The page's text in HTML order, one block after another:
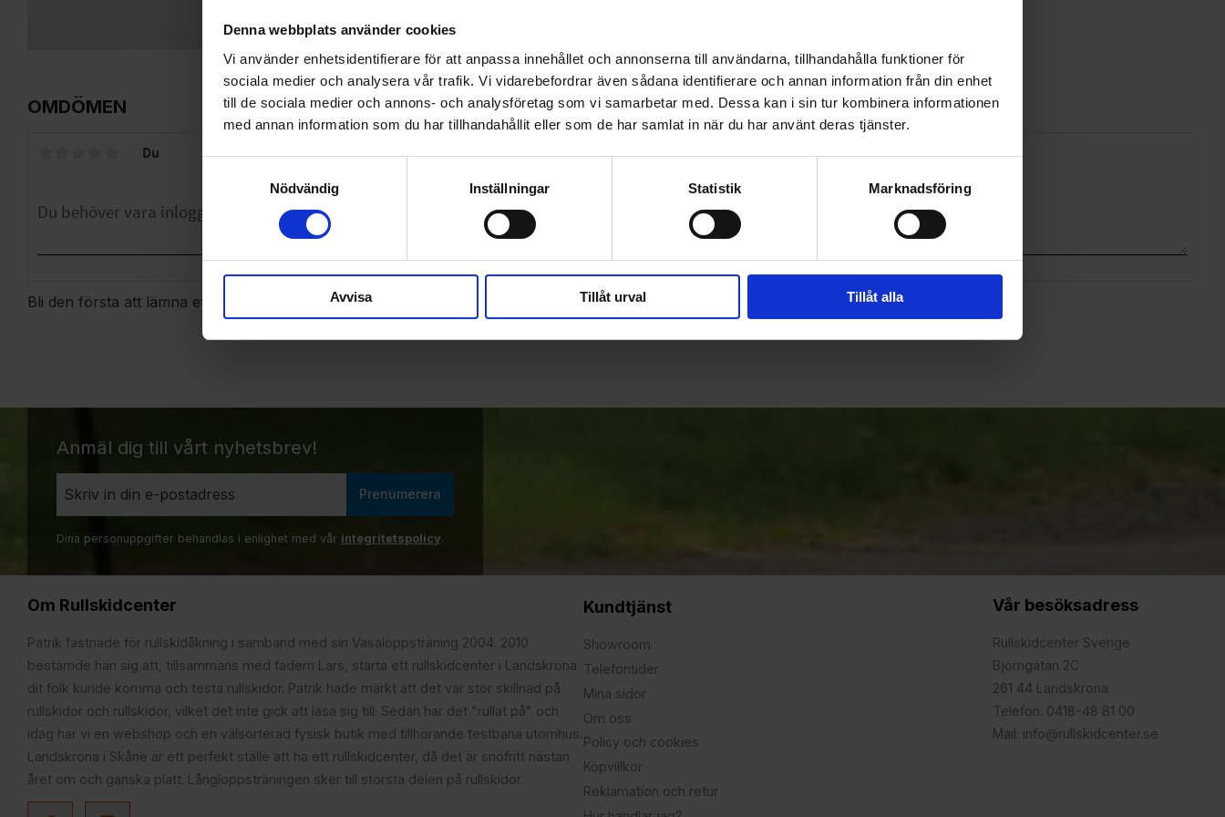
Denna webbplats använder cookies
Vi använder enhetsidentifierare för att anpassa innehållet och annonserna till användarna, tillhandahålla funktioner för
sociala medier och analysera vår trafik. Vi vidarebefordrar även sådana identifierare och annan information från din enhet
till de sociala medier och annons- och analysföretag som vi samarbetar med. Dessa kan i sin tur kombinera informationen
med annan information som du har tillhandahållit eller som de har samlat in när du har använt deras tjänster.
Nödvändig
Inställningar Statistik Marknadsföring
Avvisa Tillåt urval Tillåt alla
OMDÖMEN
Du
Bli den första att lämna ett omdöme.
Anmäl dig till vårt nyhetsbrev!
Prenumerera
Dina personuppgifter behandlas i enlighet med vår integritetspolicy.
Om Rullskidcenter
Patrik fastnade för rullskidåkning i samband med sin Vasaloppsträning 2004. 2010
bestämde han sig att, tillsammans med fadern Lars, starta ett rullskidcenter i Landskrona
dit folk kunde komma och testa rullskidor. Patrik hade märkt att det var stor skillnad på
rullskidor och rullskidor, vilket det inte gick att läsa sig till. Sedan har det "rullat på" och
idag har vi en webshop och en välsorterad fysisk butik med tillhörande testbana utomhus.
Landskrona i Skåne är ett perfekt ställe att ha ett rullskidcenter, då det är snöfritt nästan
året om och ganska platt. Långloppsträningen sker till största delen på rullskidor.
Kundtjänst
Showroom
Telefontider
Mina sidor
Om oss
Policy och cookies
Köpvillkor
Reklamation och retur
Vår besöksadress
Rullskidcenter Sverige
Björngatan 2C
261 44 Landskrona
Telefon: 0418-48 81 00
Mail: info@rullskidcenter.se